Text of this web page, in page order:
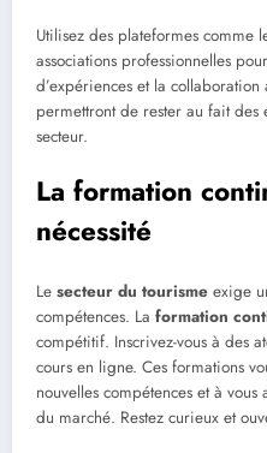
Utilisez des plateformes comme
associations professionnelles
d’expériences et la collaboration
permettront de rester au fait des
secteur.
La formation
nécessité
Le secteur du tourisme exige
compétences. La formation
compétitif. Inscrivez-vous à des
cours en ligne. Ces formations
nouvelles compétences et à
du marché. Restez curieux et